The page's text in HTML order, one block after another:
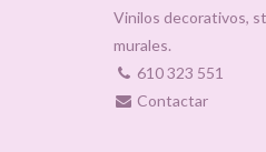
Vinilos decorativos,
murales.
610 323 551
Contactar